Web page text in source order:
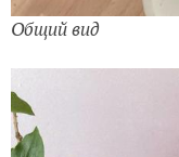
Общий вид